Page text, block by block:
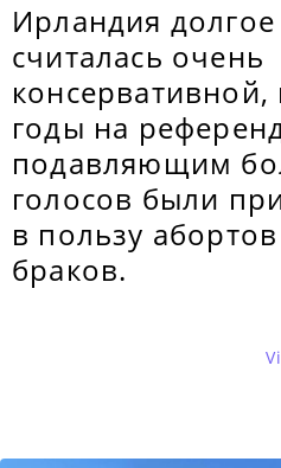
Ирландия
считалась очень
годы на
подавляющим
голосов были
в пользу
браков.